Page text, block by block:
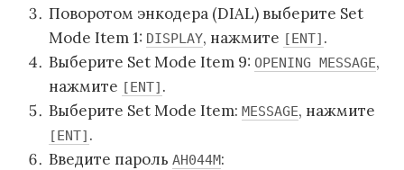
Поворотом энкодера (DIAL) выберите Set
Mode Item 1: DISPLAY, нажмите [ENT] .
Выберите Set Mode Item 9: OPENING MESSAGE,
нажмите [ENT] .
Выберите Set Mode Item: MESSAGE, нажмите
[ENT] .
Введите пароль AH044M: